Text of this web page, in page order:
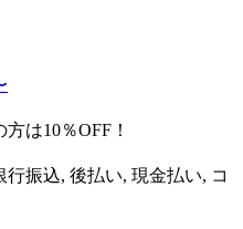
は10％OFF！
行振込, 後払い, 現金払い, コ